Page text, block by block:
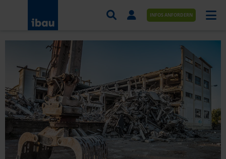
AUFTRÄGE NACH BRANCHE
AUFTRÄGE NACH ORT
SERVICES UND LEISTUNGEN
AKADEMIE
ÜBER UNS
INFOS ANFORDERN